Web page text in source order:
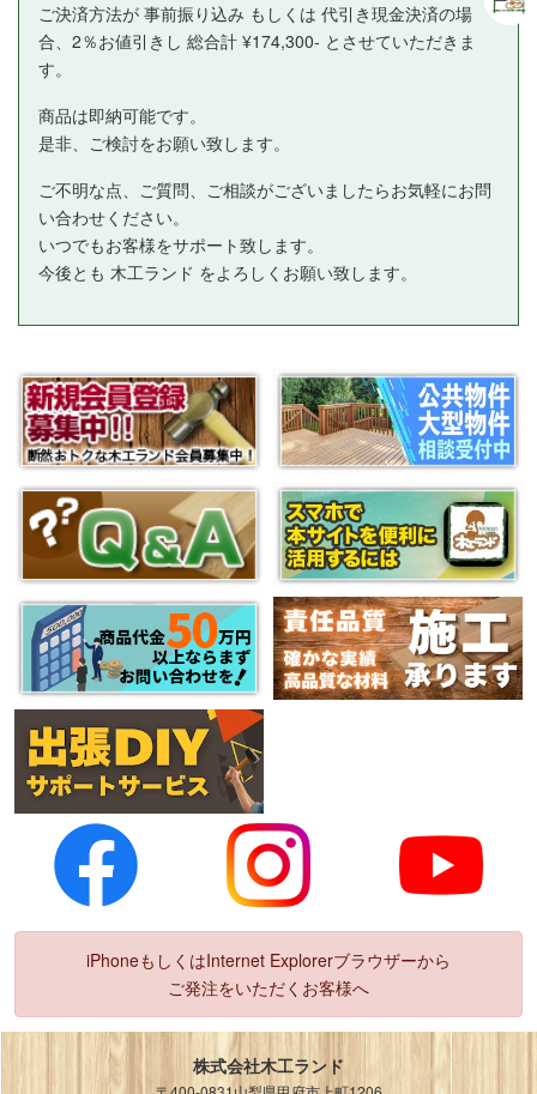
ご決済方法が 事前振り込み もしくは 代引き現金決済の場
合、2％お値引きし 総合計 ¥174,300- とさせていただきま
す。
商品は即納可能です。
是非、ご検討をお願い致します。
ご不明な点、ご質問、ご相談がございましたらお気軽にお問
い合わせください。
いつでもお客様をサポート致します。
今後とも 木工ランド をよろしくお願い致します。
iPhoneもしくはInternet Explorerブラウザーから
ご発注をいただくお客様へ
株式会社木工ランド